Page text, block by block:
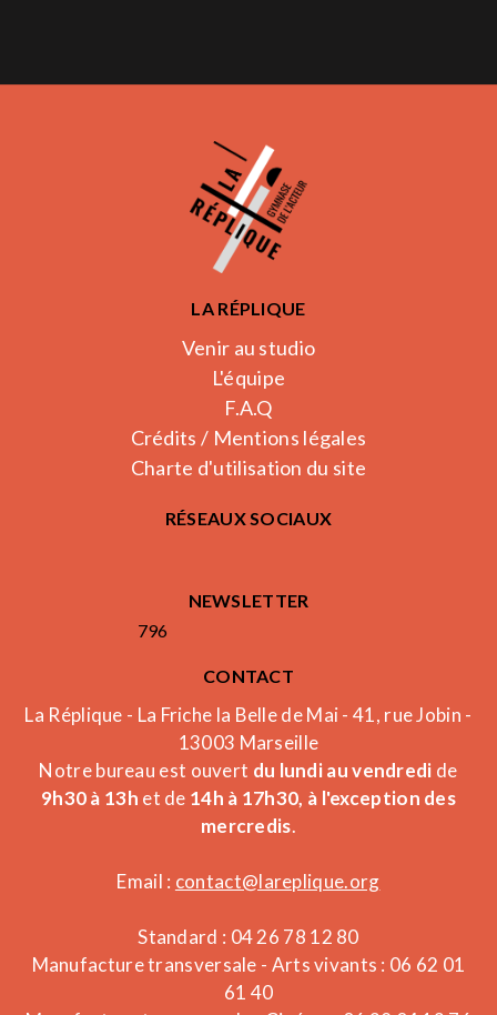
LA RÉPLIQUE
Venir au studio
L'équipe
F.A.Q
Crédits / Mentions légales
Charte d'utilisation du site
RÉSEAUX SOCIAUX
NEWSLETTER
796
CONTACT
La Réplique - La Friche la Belle de Mai - 41, rue Jobin -
13003 Marseille
Notre bureau est ouvert du lundi au vendredi de
9h30 à 13h et de 14h à 17h30, à l'exception des
mercredis.
Email : contact@lareplique.org
Standard : 04 26 78 12 80
Manufacture transversale - Arts vivants : 06 62 01
61 40